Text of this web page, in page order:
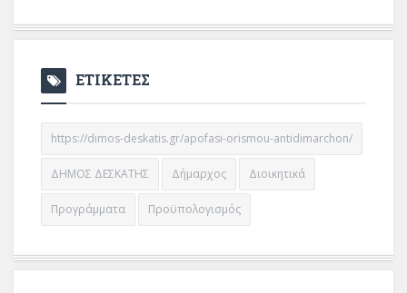
ΕΤΙΚΕΤΕΣ
https://dimos-deskatis.gr/apofasi-orismou-antidimarchon/
ΔΗΜΟΣ ΔΕΣΚΑΤΗΣ Δήμαρχος Διοικητικά
Προγράμματα Προϋπολογισμός